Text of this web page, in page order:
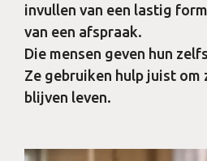
invullen van een lastig
van een afspraak.
Die mensen geven hun
Ze gebruiken hulp juist
blijven leven.